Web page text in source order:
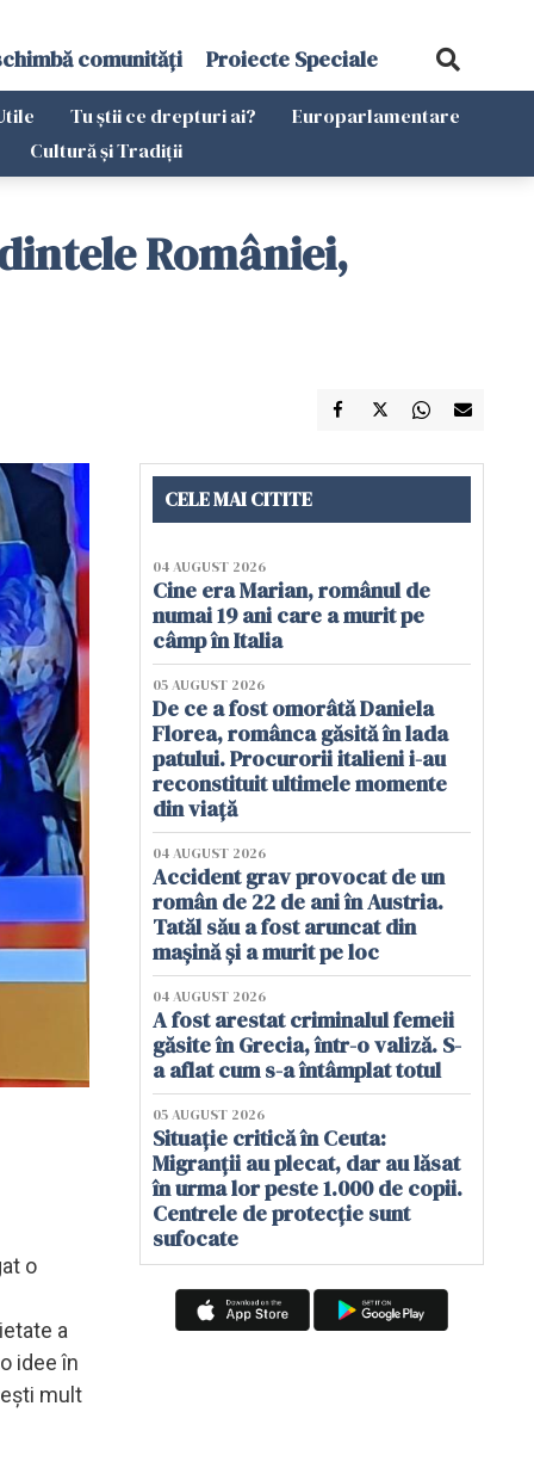
comunități Proiecte Speciale
Tu știi ce drepturi ai?
Europarlamentare
Cultură și Tradiții
României,
o
a
idee în
mult
CELE MAI CITITE
04 AUGUST 2026
Cine era Marian, românul de
numai 19 ani care a murit pe
câmp în Italia
05 AUGUST 2026
De ce a fost omorâtă Daniela
Florea, românca găsită în lada
patului. Procurorii italieni i-au
reconstituit ultimele momente
din viață
04 AUGUST 2026
Accident grav provocat de un
român de 22 de ani în Austria.
Tatăl său a fost aruncat din
mașină și a murit pe loc
04 AUGUST 2026
A fost arestat criminalul femeii
găsite în Grecia, într-o valiză. S-
a aflat cum s-a întâmplat totul
05 AUGUST 2026
Situație critică în Ceuta:
Migranții au plecat, dar au lăsat
în urma lor peste 1.000 de copii.
Centrele de protecție sunt
sufocate